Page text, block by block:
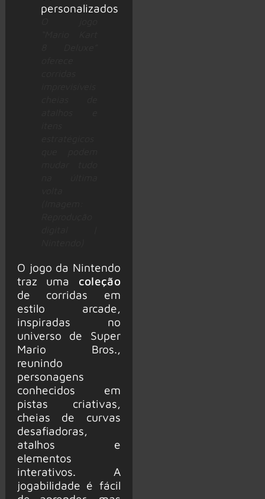
O jogo da Nintendo
traz uma coleção
de corridas em
estilo arcade,
inspiradas no
universo de Super
Mario Bros.,
reunindo
personagens
conhecidos em
pistas criativas,
cheias de curvas
desafiadoras,
atalhos e
elementos
interativos. A
jogabilidade é fácil